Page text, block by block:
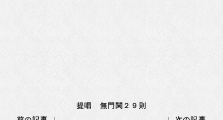
提唱 無門関２９則